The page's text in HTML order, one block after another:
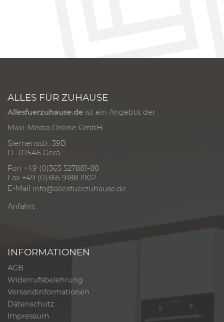
ALLES FÜR ZUHAUSE
Allesfuerzuhause.de ist ein Angebot der
Maxi-Media Online GmbH
Siemensstr. 39B
D - 07546 Gera
Fon +49 (0)365 527881-88
Fax +49 (0)365 9188 1902
E-Mail info@allesfuerzuhause.de
Anfahrt
INFORMATIONEN
AGB
Widerrufsbelehrung
Versandinformationen
Datenschutz
Impressum